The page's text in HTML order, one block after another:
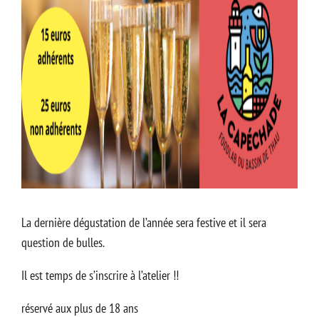
La dernière dégustation de l’année sera festive et il sera
question de bulles.
Il est temps de s’inscrire à l’atelier !!
réservé aux plus de 18 ans